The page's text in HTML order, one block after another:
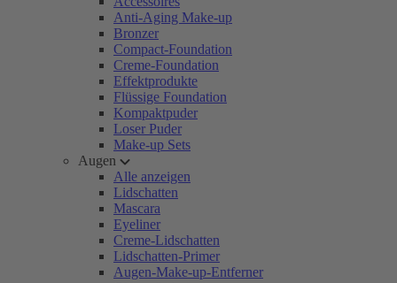
Anti-Aging Make-up
Bronzer
Compact-Foundation
Creme-Foundation
Effektprodukte
Flüssige Foundation
Kompaktpuder
Loser Puder
Make-up Sets
Augen
Alle anzeigen
Lidschatten
Mascara
Eyeliner
Creme-Lidschatten
Lidschatten-Primer
Augen-Make-up-Entferner